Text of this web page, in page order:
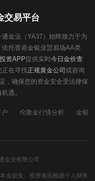
交易平台
通金业（YA37）始终致力于为
依托香港金银业贸易场AA类
资APP提供实时今日金价查
正在寻找正规黄金公司或咨询
，确保您的资金安全受法律保
遇。
伦敦金行情分析
金银
金业有限公司
金损失。投资者应根据个人财务